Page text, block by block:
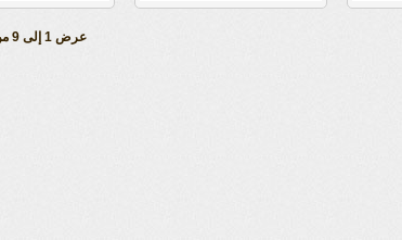
عرض 1 إلى 9 من 145 فيديوهات